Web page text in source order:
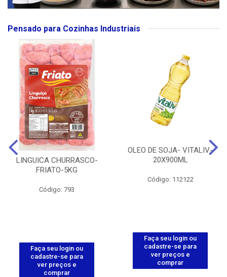
Pensado para Cozinhas Industriais
LINGUICA CHURRASCO-
FRIATO-5KG
Código: 793
Faça seu login ou
cadastre-se para
ver preços e
comprar
OLEO DE SOJA- VITALIV-
20X900ML
Código: 112122
Faça seu login ou
cadastre-se para
ver preços e
comprar